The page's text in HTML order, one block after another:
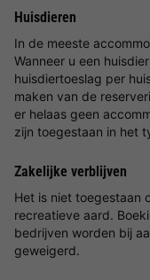
Huisdieren
In de meeste
Wanneer u een
huisdiertoeslag per
maken van de
er helaas geen
zijn toegestaan in het
Zakelijke verblijven
Het is niet toegestaan
recreatieve aard.
bedrijven worden bij
geweigerd.